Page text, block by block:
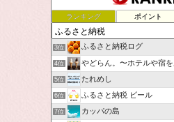
ランキング ポイント
3位 ふるさと納税ログ
4位 やどらん。〜ホテルや宿を勝
5位 たれめし
6位 ふるさと納税 ビール
7位 カッパの島